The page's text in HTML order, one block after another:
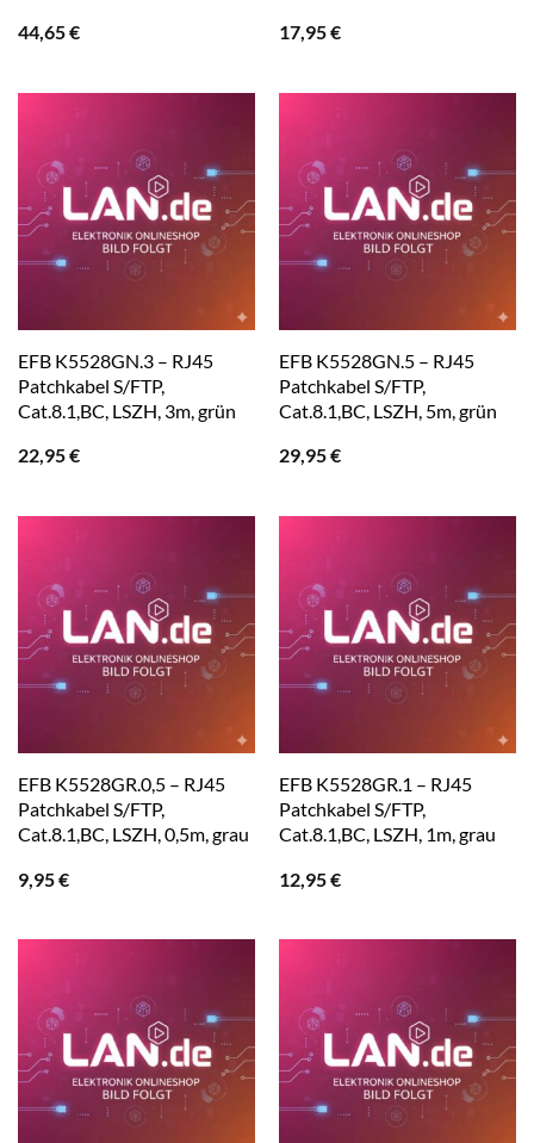
44,65€
17,95€
EFB K5528GN.3 – RJ45
Patchkabel S/FTP,
Cat.8.1,BC, LSZH, 3m, grün
22,95€
EFB K5528GN.5 – RJ45
Patchkabel S/FTP,
Cat.8.1,BC, LSZH, 5m, grün
29,95€
EFB K5528GR.0,5 – RJ45
Patchkabel S/FTP,
Cat.8.1,BC, LSZH, 0,5m, grau
9,95€
EFB K5528GR.1 – RJ45
Patchkabel S/FTP,
Cat.8.1,BC, LSZH, 1m, grau
12,95€